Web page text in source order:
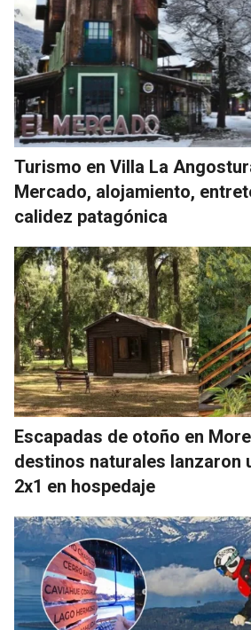
Turismo en Villa La
Mercado, alojamiento,
calidez patagónica
Escapadas de otoño en
destinos naturales lanzaron
2x1 en hospedaje